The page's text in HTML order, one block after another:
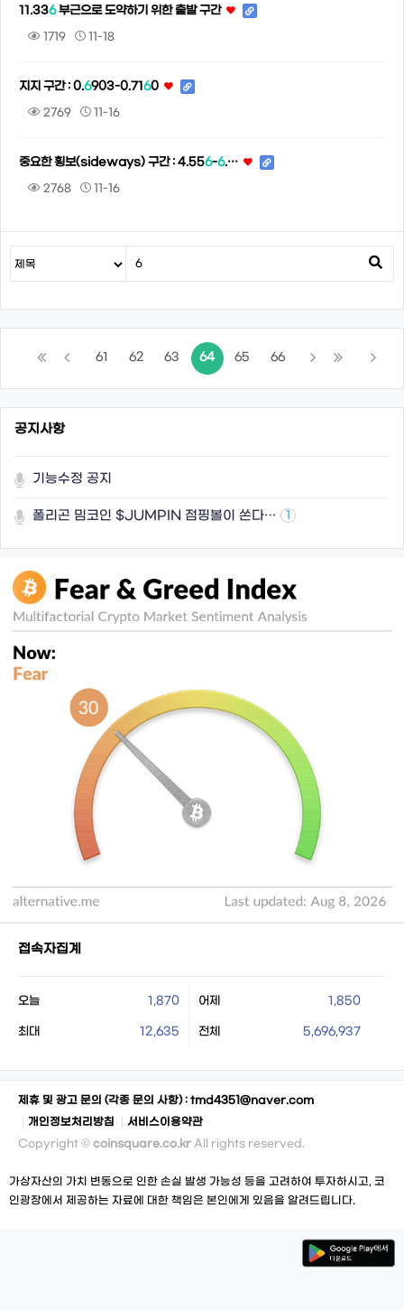
11.336부근으로 도약하기 위한 출발 구간
1719 11-18
지지 구간 : 0.6903-0.71 60
2769 11-16
중요한 횡보(sideways) 구간 : 4.556-6.…
2768 11-16
61 62 63 64 65 66
공지사항
기능수정 공지
폴리곤 밈코인 $JUMPIN 점핑볼이 쏜다… 1
접속자집계
오늘 1,870 어제 1,850
최대 12,635 전체 5,696,937
제휴 및 광고 문의 (각종 문의 사항) : tmd4351@naver.com
개인정보처리방침
서비스이용약관
Copyright © coinsquare.co.kr All rights reserved.
가상자산의 가치 변동으로 인한 손실 발생 가능성 등을 고려하여 투자하시고, 코
인광장에서 제공하는 자료에 대한 책임은 본인에게 있음을 알려드립니다.